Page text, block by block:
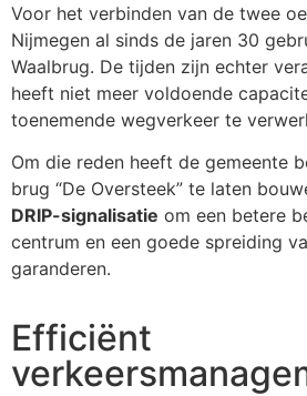
Voor het verbinden van de twee
Nijmegen al sinds de jaren 30
Waalbrug. De tijden zijn echter
heeft niet meer voldoende
toenemende wegverkeer te
Om die reden heeft de gemeente
brug “De Oversteek” te laten
DRIP-signalisatie om een betere
centrum en een goede spreiding
garanderen.
Efficiënt